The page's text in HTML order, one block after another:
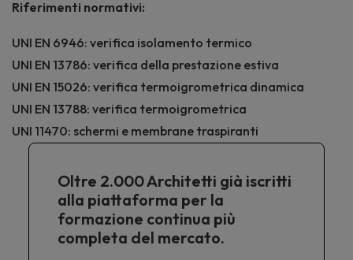
Riferimenti normativi:
UNI EN 6946: verifica isolamento termico
UNI EN 13786: verifica della prestazione estiva
UNI EN 15026: verifica termoigrometrica dinamica
UNI EN 13788: verifica termoigrometrica
UNI 11470: schermi e membrane traspiranti
Oltre 2.000 Architetti già iscritti
alla piattaforma per la
formazione continua più
completa del mercato.